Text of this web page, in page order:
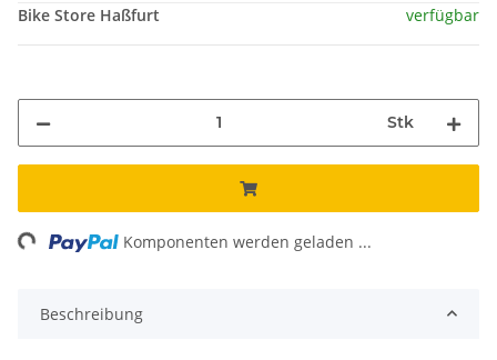
Bike Store Haßfurt verfügbar
Stk
Komponenten werden geladen ...
Beschreibung